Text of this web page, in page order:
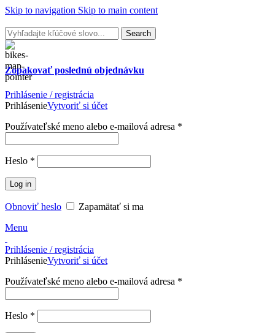
Skip to navigation Skip to main content
Search
Zopakovať poslednú objednávku
Prihlásenie / registrácia
PrihlásenieVytvoriť si účet
Používateľské meno alebo e-mailová adresa *
Heslo *
Log in
Obnoviť heslo
Zapamätať si ma
Menu
Prihlásenie / registrácia
PrihlásenieVytvoriť si účet
Používateľské meno alebo e-mailová adresa *
Heslo *